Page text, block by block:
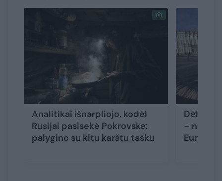
Analitikai išnarpliojo, kodėl
Rusijai pasisekė Pokrovske:
palygino su kitu karštu tašku
Dėl ES
–
Europa